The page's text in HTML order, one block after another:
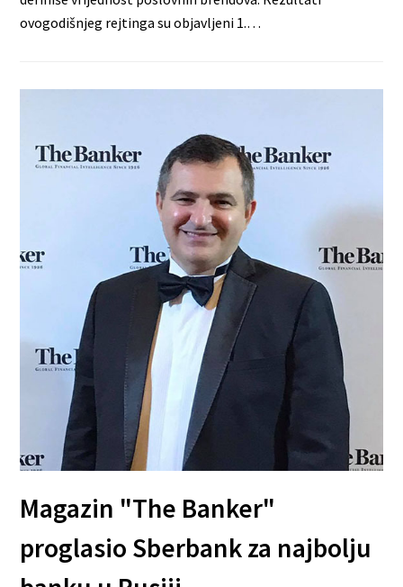
ovogodišnjeg rejtinga su objavljeni 1.…
Magazin "The Banker"
proglasio Sberbank za najbolju